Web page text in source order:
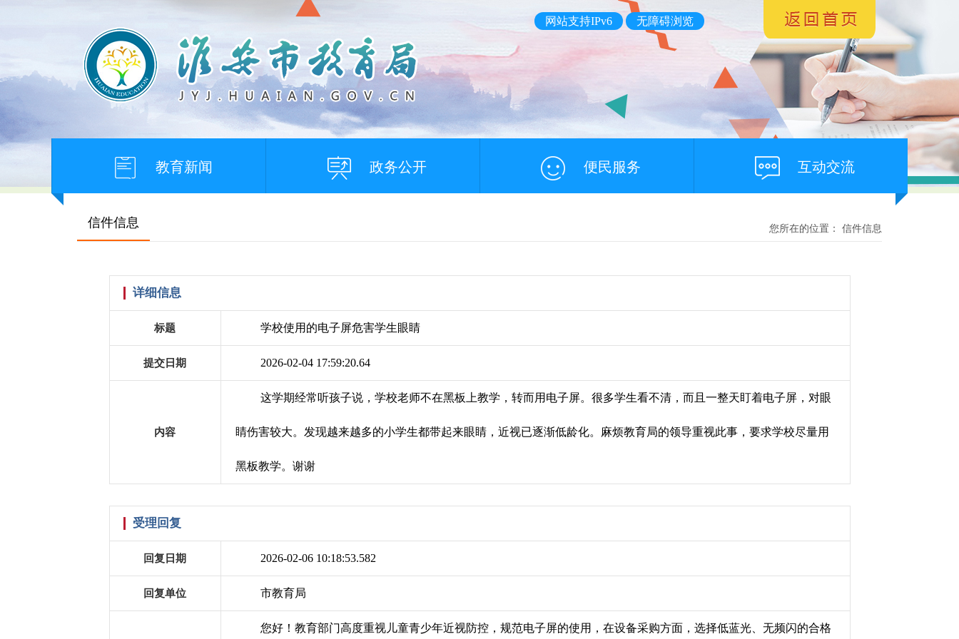
网站支持IPv6 无障碍浏览
教育新闻 政务公开 便民服务 互动交流
信件信息 您所在的位置： 信件信息
详细信息
标题 学校使用的电子屏危害学生眼睛
提交日期 2026-02-04 17:59:20.64
内容
这学期经常听孩子说，学校老师不在黑板上教学，转而用电子屏。很多学生看不清，而且一整天盯着电子屏，对眼
睛伤害较大。发现越来越多的小学生都带起来眼睛，近视已逐渐低龄化。麻烦教育局的领导重视此事，要求学校尽量用
黑板教学。谢谢
受理回复
回复日期 2026-02-06 10:18:53.582
回复单位 市教育局
您好！教育部门高度重视儿童青少年近视防控，规范电子屏的使用，在设备采购方面，选择低蓝光、无频闪的合格